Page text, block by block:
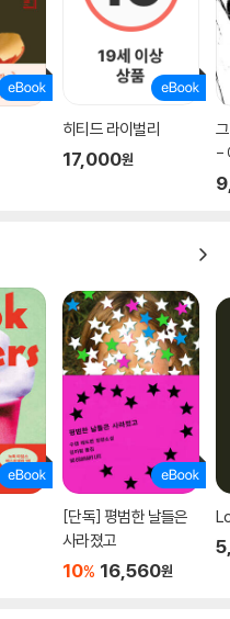
히티드 라이벌리
17,000원
-
[단독] 평범한 날들은
사라졌고
10% 16,560원